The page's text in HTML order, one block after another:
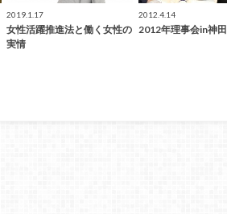
2019.1.17
女性活躍推進法と働く女性の
実情
2012.4.14
2012年理事会in神田